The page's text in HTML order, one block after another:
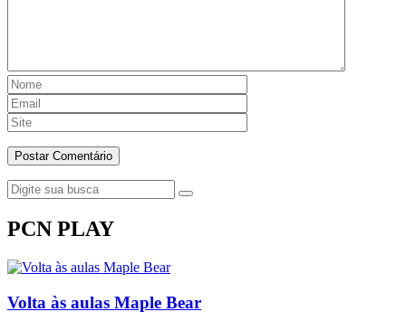
PCN PLAY
Volta às aulas Maple Bear